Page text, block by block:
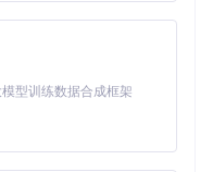
型训练数据合成框架